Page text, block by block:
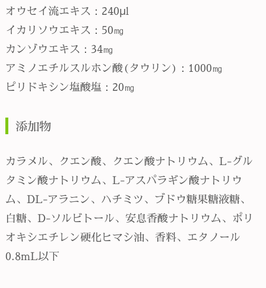
オウセイ流エキス：240μl
イカリソウエキス：50㎎
カンゾウエキス ：34㎎
アミノエチルスルホン酸(タウリン)：1000㎎
ピリドキシン塩酸塩：20㎎
添加物
カラメル、クエン酸、クエン酸ナトリウム、L-グル
タミン酸ナトリウム、L-アスパラギン酸ナトリウ
ム、DL-アラニン、ハチミツ、ブドウ糖果糖液糖、
白糖、D-ソルビトール、安息香酸ナトリウム、ポリ
オキシエチレン硬化ヒマシ油、香料、エタノール
0.8mL以下